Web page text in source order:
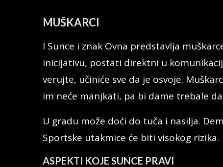
MUŠKARCI
I Sunce i znak Ovna predstavlja
inicijativu, postati direktni u
verujte, učiniće sve da je osvoje.
im neće manjkati, pa bi dame trebale
U gradu može doći do tuča i nasilja.
Sportske utakmice će biti visokog rizika.
ASPEKTI KOJE SUNCE PRAVI